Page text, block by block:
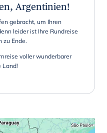
Argentinien!
gebracht, um Ihren
leider ist Ihre Rundreise
zu Ende.
voller wunderbarer
Land!